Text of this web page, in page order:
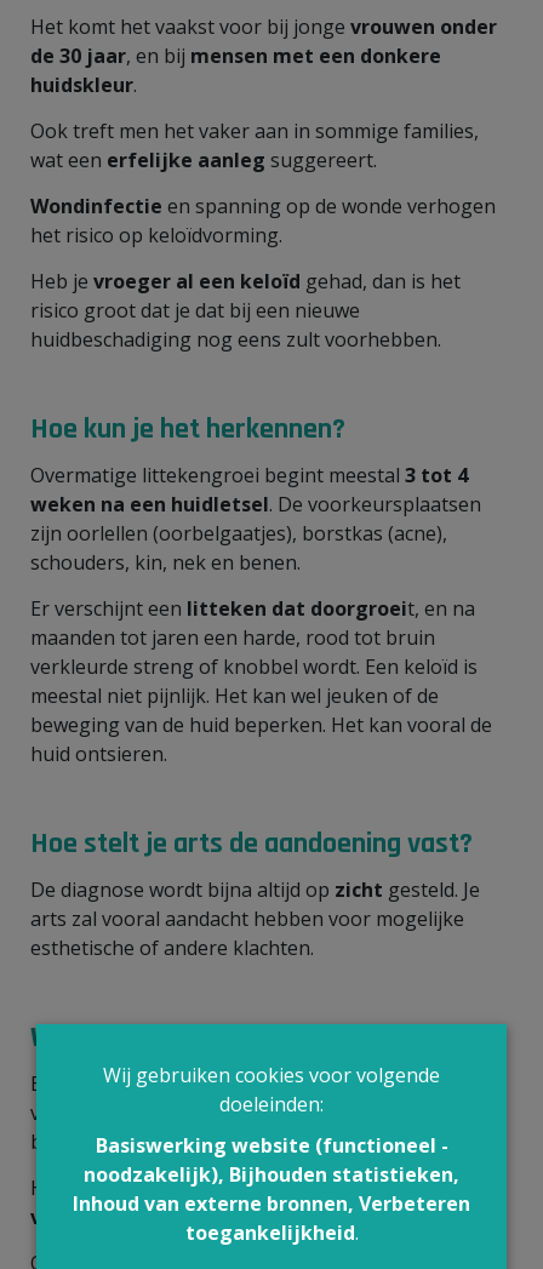
Het komt het vaakst voor bij jonge vrouwen onder
de 30 jaar, en bij mensen met een donkere
huidskleur.
Ook treft men het vaker aan in sommige families,
wat een erfelijke aanleg suggereert.
Wondinfectie en spanning op de wonde verhogen
het risico op keloïdvorming.
Heb je vroeger al een keloïd gehad, dan is het
risico groot dat je dat bij een nieuwe
huidbeschadiging nog eens zult voorhebben.
Hoe kun je het herkennen?
Overmatige littekengroei begint meestal 3 tot 4
weken na een huidletsel. De voorkeursplaatsen
zijn oorlellen (oorbelgaatjes), borstkas (acne),
schouders, kin, nek en benen.
Er verschijnt een litteken dat doorgroeit, en na
maanden tot jaren een harde, rood tot bruin
verkleurde streng of knobbel wordt. Een keloïd is
meestal niet pijnlijk. Het kan wel jeuken of de
beweging van de huid beperken. Het kan vooral de
huid ontsieren.
Hoe stelt je arts de aandoening vast?
De diagnose wordt bijna altijd op zicht gesteld. Je
arts zal vooral aandacht hebben voor mogelijke
esthetische of andere klachten.
Wat kun je zelf doen?
Er zijn heel wat zalfjes en crèmes op de markt tegen
vorming van littekens en keloïd. Van geen enkele is
bewezen dat ze doeltreffend is.
Heb je ooit keloïdvorming gehad op een litteken,
vermijd dan piercings en tatoeages.
Overweeg goed bij jezelf of je het keloïd
Wij gebruiken cookies voor volgende
doeleinden:
Basiswerking website (functioneel -
noodzakelijk), Bijhouden statistieken,
Inhoud van externe bronnen, Verbeteren
toegankelijkheid.